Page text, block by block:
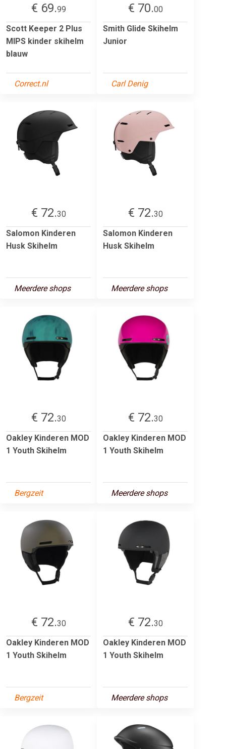
€ 69.99
Scott Keeper 2 Plus
MIPS kinder skihelm
blauw
Correct.nl
€ 70.00
Smith Glide Skihelm
Junior
Carl Denig
€ 72.30
Salomon Kinderen
Husk Skihelm
Meerdere shops
€ 72.30
Salomon Kinderen
Husk Skihelm
Meerdere shops
€ 72.30
Oakley Kinderen MOD
1 Youth Skihelm
Bergzeit
€ 72.30
Oakley Kinderen MOD
1 Youth Skihelm
Meerdere shops
€ 72.30
Oakley Kinderen MOD
1 Youth Skihelm
Bergzeit
€ 72.30
Oakley Kinderen MOD
1 Youth Skihelm
Meerdere shops